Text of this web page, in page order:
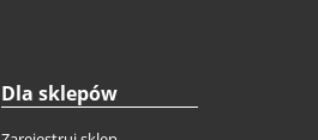
Dla sklepów